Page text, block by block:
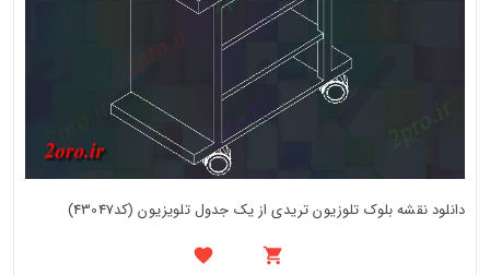
دانلود نقشه بلوک تلوزیون تریدی از یک جدول تلویزیون (کد43047)